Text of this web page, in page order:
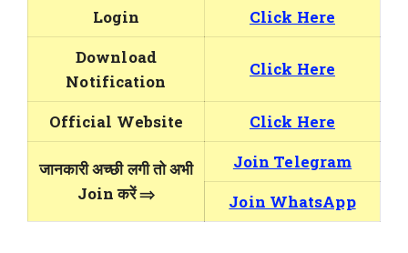
Login
Click Here
Download
Notification
Click Here
Official Website Click Here
जानकारी अच्छी लगी तो अभी
Join करें ⇒
Join Telegram
Join WhatsApp